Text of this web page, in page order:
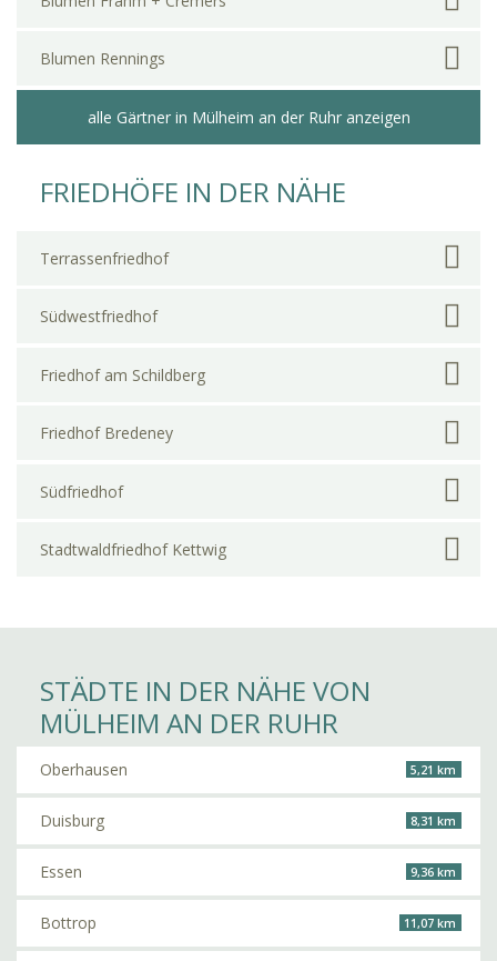
Blumen Rennings
alle Gärtner in Mülheim an der Ruhr anzeigen
FRIEDHÖFE IN DER NÄHE
Terrassenfriedhof
Südwestfriedhof
Friedhof am Schildberg
Friedhof Bredeney
Südfriedhof
Stadtwaldfriedhof Kettwig
STÄDTE IN DER NÄHE VON
MÜLHEIM AN DER RUHR
Oberhausen 5,21 km
Duisburg 8,31 km
Essen 9,36 km
Bottrop 11,07 km